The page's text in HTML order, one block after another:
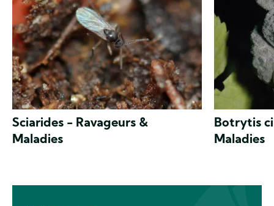
Sciarides - Ravageurs &
Maladies
Botrytis
Maladies